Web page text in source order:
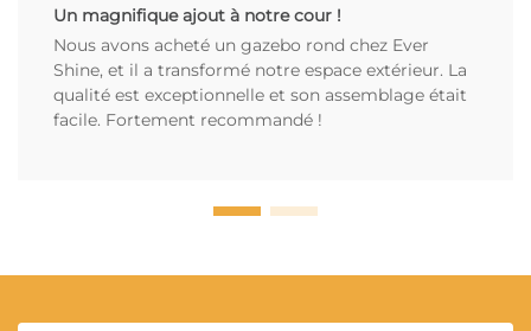
Un magnifique ajout à notre cour !
Nous avons acheté un gazebo rond chez Ever
Shine, et il a transformé notre espace extérieur. La
qualité est exceptionnelle et son assemblage était
facile. Fortement recommandé !